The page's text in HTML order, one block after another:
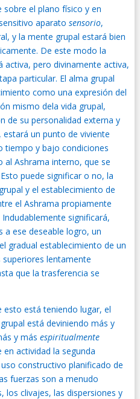
sobre el plano físico y en
aparato sensorio,
y la mente grupal estará bien
De este modo la
activa, pero divinamente activa,
particular. El alma grupal
como una expresión del
mismo dela vida grupal,
de su personalidad externa y
un punto de viviente
y bajo condiciones
Ashrama interno, que se
puede significar o no, la
y el establecimiento de
el Ashrama propiamente
significará,
a ese deseable logro, un
gradual establecimiento de un
lentamente
que la trasferencia se
está teniendo lugar, el
está deviniendo más y
y más espiritualmente
actividad la segunda
constructivo planificado de
fuerzas son a menudo
los clivajes, las dispersiones y